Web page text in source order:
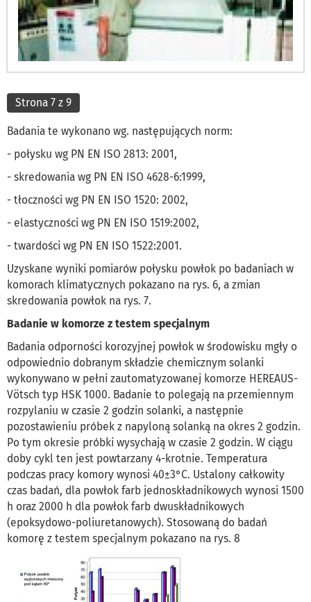
Strona 7 z 9
Badania te wykonano wg. następujących norm:
- połysku wg PN EN ISO 2813: 2001,
- skredowania wg PN EN ISO 4628-6:1999,
- tłoczności wg PN EN ISO 1520: 2002,
- elastyczności wg PN EN ISO 1519:2002,
- twardości wg PN EN ISO 1522:2001.
Uzyskane wyniki pomiarów połysku powłok po badaniach w
komorach klimatycznych pokazano na rys. 6, a zmian
skredowania powłok na rys. 7.
Badanie w komorze z testem specjalnym
Badania odporności korozyjnej powłok w środowisku mgły o
odpowiednio dobranym składzie chemicznym solanki
wykonywano w pełni zautomatyzowanej komorze HEREAUS-
Vötsch typ HSK 1000. Badanie to polegają na przemiennym
rozpylaniu w czasie 2 godzin solanki, a następnie
pozostawieniu próbek z napyloną solanką na okres 2 godzin.
Po tym okresie próbki wysychają w czasie 2 godzin. W ciągu
doby cykl ten jest powtarzany 4-krotnie. Temperatura
podczas pracy komory wynosi 40±3°C. Ustalony całkowity
czas badań, dla powłok farb jednoskładnikowych wynosi 1500
h oraz 2000 h dla powłok farb dwuskładnikowych
(epoksydowo-poliuretanowych). Stosowaną do badań
komorę z testem specjalnym pokazano na rys. 8